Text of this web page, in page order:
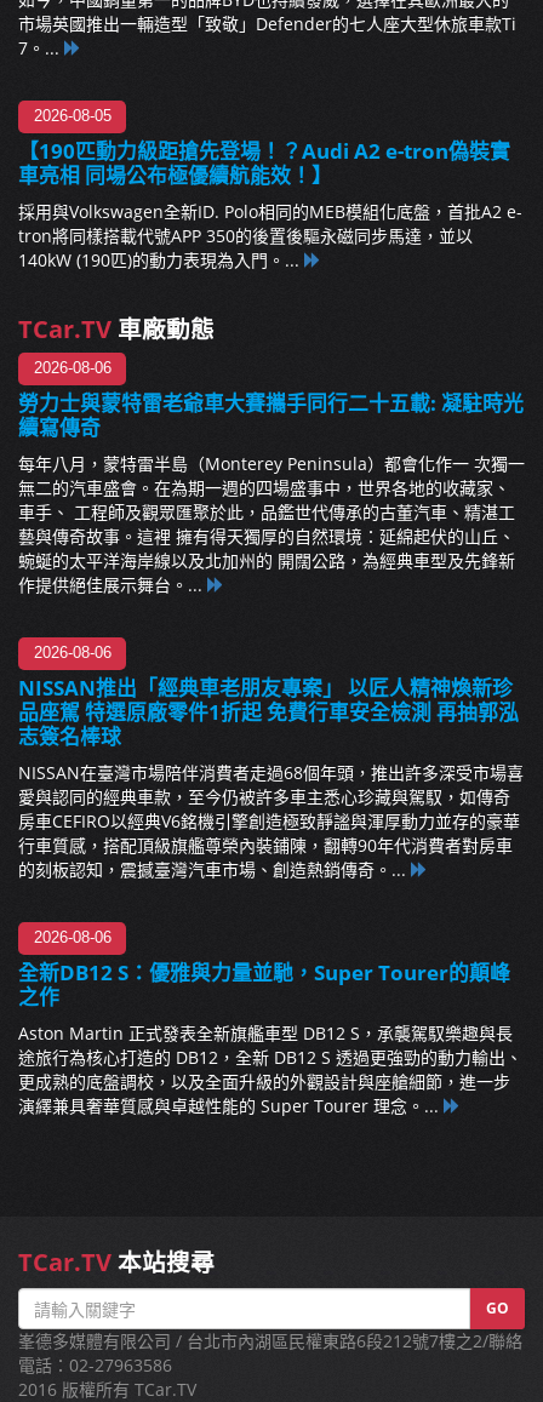
市場英國推出一輛造型「致敬」Defender的七人座大型休旅車款Ti
7。...
2026-08-05
【190匹動力級距搶先登場！？Audi A2 e-tron偽裝實
車亮相 同場公布極優續航能效！】
採用與Volkswagen全新ID. Polo相同的MEB模組化底盤，首批A2 e-
tron將同樣搭載代號APP 350的後置後驅永磁同步馬達，並以
140kW (190匹)的動力表現為入門。...
TCar.TV 車廠動態
2026-08-06
勞力士與蒙特雷老爺車大賽攜手同行二十五載: 凝駐時光
續寫傳奇
每年八月，蒙特雷半島（Monterey Peninsula）都會化作一 次獨一
無二的汽車盛會。在為期一週的四場盛事中，世界各地的收藏家、
車手、 工程師及觀眾匯聚於此，品鑑世代傳承的古董汽車、精湛工
藝與傳奇故事。這裡 擁有得天獨厚的自然環境：延綿起伏的山丘、
蜿蜒的太平洋海岸線以及北加州的 開闊公路，為經典車型及先鋒新
作提供絕佳展示舞台。...
2026-08-06
NISSAN推出「經典車老朋友專案」 以匠人精神煥新珍
品座駕 特選原廠零件1折起 免費行車安全檢測 再抽郭泓
志簽名棒球
NISSAN在臺灣市場陪伴消費者走過68個年頭，推出許多深受市場喜
愛與認同的經典車款，至今仍被許多車主悉心珍藏與駕馭，如傳奇
房車CEFIRO以經典V6銘機引擎創造極致靜謐與渾厚動力並存的豪華
行車質感，搭配頂級旗艦尊榮內裝鋪陳，翻轉90年代消費者對房車
的刻板認知，震撼臺灣汽車市場、創造熱銷傳奇。...
2026-08-06
全新DB12 S：優雅與力量並馳，Super Tourer的顛峰
之作
Aston Martin 正式發表全新旗艦車型 DB12 S，承襲駕馭樂趣與長
途旅行為核心打造的 DB12，全新 DB12 S 透過更強勁的動力輸出、
更成熟的底盤調校，以及全面升級的外觀設計與座艙細節，進一步
演繹兼具奢華質感與卓越性能的 Super Tourer 理念。...
TCar.TV本站搜尋
GO
峯德多媒體有限公司 / 台北市內湖區民權東路6段212號7樓之2/聯絡
電話：02-27963586
2016 版權所有 TCar.TV